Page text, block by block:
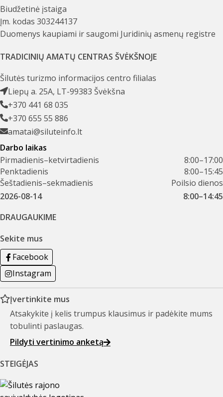
Biudžetinė įstaiga
Įm. kodas 303244137
Duomenys kaupiami ir saugomi Juridinių asmenų registre
TRADICINIŲ AMATŲ CENTRAS ŠVĖKŠNOJE
Šilutės turizmo informacijos centro filialas
Liepų a. 25A, LT-99383 Švėkšna
+370 441 68 035
+370 655 55 886
amatai@siluteinfo.lt
Darbo laikas
Pirmadienis–ketvirtadienis
8:00–17:00
Penktadienis
8:00–15:45
Šeštadienis–sekmadienis
Poilsio dienos
2026-08-14
8:00–14:45
DRAUGAUKIME
Sekite mus
Facebook
Instagram
Įvertinkite mus
Atsakykite į kelis trumpus klausimus ir padėkite mums
tobulinti paslaugas.
Pildyti vertinimo anketą
STEIGĖJAS